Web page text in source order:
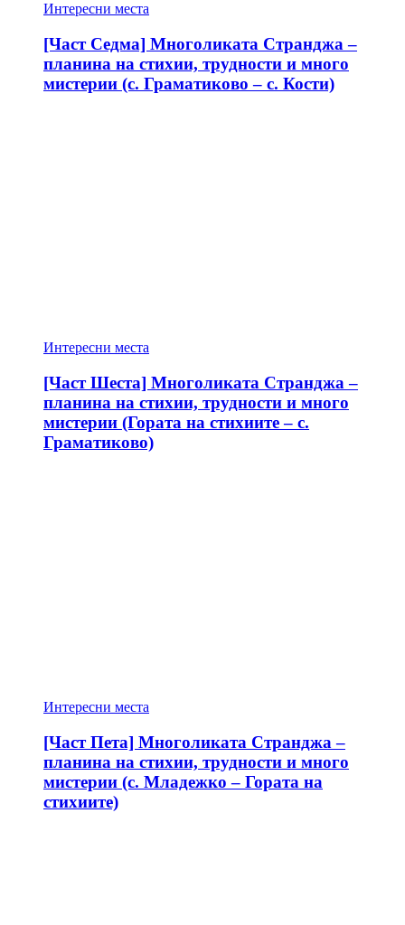
Интересни места
[Част Седма] Многоликата Странджа –
планина на стихии, трудности и много
мистерии (с. Граматиково – с. Кости)
Интересни места
[Част Шеста] Многоликата Странджа –
планина на стихии, трудности и много
мистерии (Гората на стихиите – с.
Граматиково)
Интересни места
[Част Пета] Многоликата Странджа –
планина на стихии, трудности и много
мистерии (с. Младежко – Гората на
стихиите)